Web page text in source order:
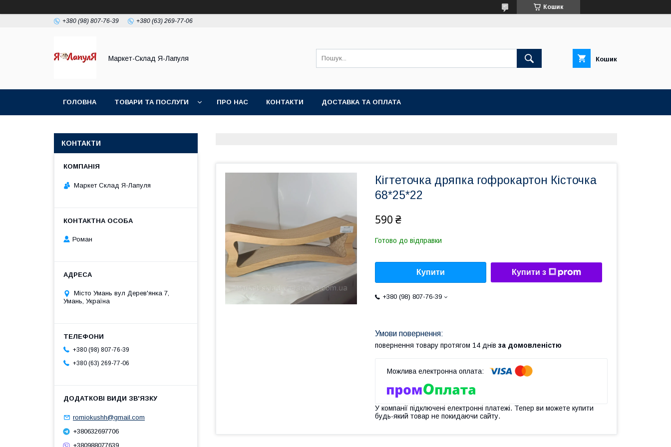
Кошик
+380 (98) 807-76-39 +380 (63) 269-77-06
Маркет-Склад Я-Лапуля Кошик
ГОЛОВНА ТОВАРИ ТА ПОСЛУГИ ПРО НАС КОНТАКТИ ДОСТАВКА ТА ОПЛАТА
Кігтеточка дряпка гофрокартон Кісточка
68*25*22
590 ₴
Готово до відправки
Купити Купити з
+380 (98) 807-76-39
повернення товару протягом 14 днів за домовленістю
У компанії підключені електронні платежі. Тепер ви можете купити
будь-який товар не покидаючи сайту.
КОНТАКТИ
Маркет Склад Я-Лапуля
Роман
Місто Умань вул Дерев'янка 7,
Умань, Україна
+380 (98) 807-76-39
+380 (63) 269-77-06
romiokushh@gmail.com
+380632697706
+380988077639